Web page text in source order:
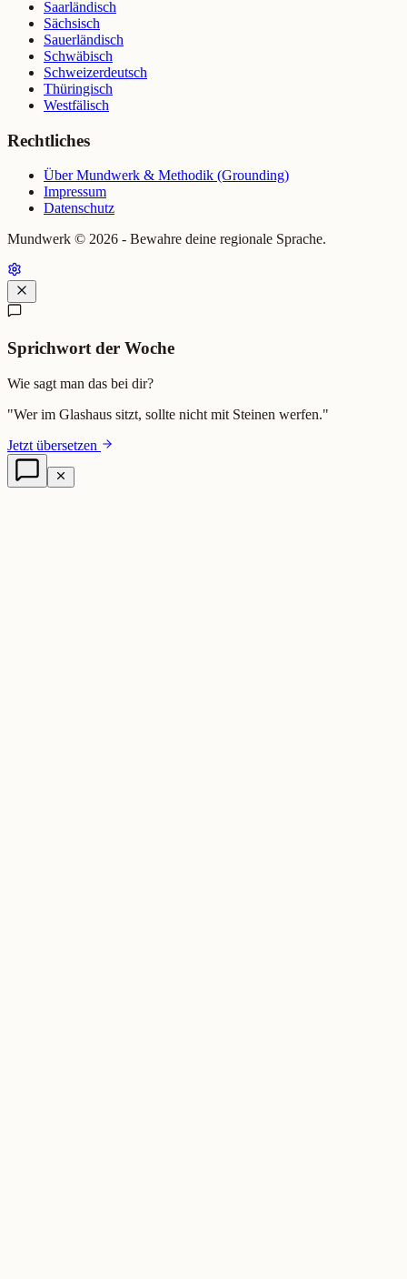
Saarländisch
Sächsisch
Sauerländisch
Schwäbisch
Schweizerdeutsch
Thüringisch
Westfälisch
Rechtliches
Über Mundwerk & Methodik (Grounding)
Impressum
Datenschutz
Mundwerk © 2026 - Bewahre deine regionale Sprache.
Sprichwort der Woche
Wie sagt man das bei dir?
"Wer im Glashaus sitzt, sollte nicht mit Steinen werfen."
Jetzt übersetzen